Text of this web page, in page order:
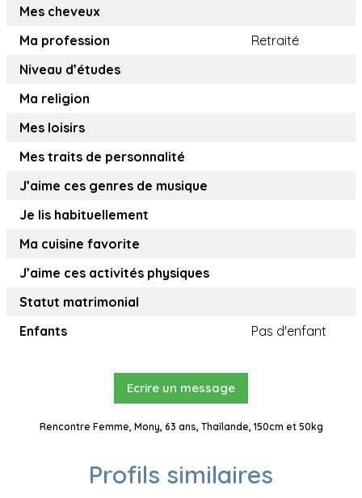
Mes cheveux
Ma profession
Retraité
Niveau d’études
Ma religion
Mes loisirs
Mes traits de personnalité
J’aime ces genres de musique
Je lis habituellement
Ma cuisine favorite
J’aime ces activités physiques
Statut matrimonial
Enfants
Pas d'enfant
Ecrire un message
Rencontre Femme, Mony, 63 ans, Thaïlande, 150cm et 50kg
Profils similaires